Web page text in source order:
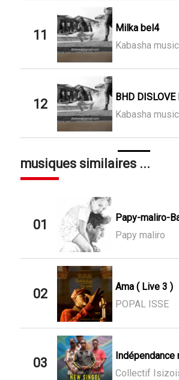
11
Milka bel4
Kabasha music
12
BHD DISLOVE
Kabasha music
musiques similaires ...
01
Papy-maliro-
Papy maliro
02
Ama ( Live 3 )
POPAL ISSE
03
Indépendance
Collectif